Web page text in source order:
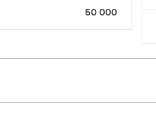
50 000